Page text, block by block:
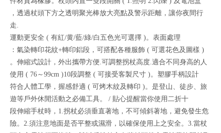
，透過杖頭下方之透明聚光棒放大亮點及警示距離，讓你夜間行
走.
運動更安全 ( 有紅/黄/藍/綠/白五色光可選擇 )。表面處理
：氣染轉印花紋+轉印鋁段，可搭配各種服飾 ( 可選花色及圖樣 )
。伸縮式設計，外出攜帶方便.可調整拐杖高度.適合不同身高的人
使用 ( 76～99cm )10段調整 ( 可接受客製尺寸 )。塑膠手柄設計
符合人體工學，握感舒適 ( 可烤木紋及轉印 )。是登山、徒步、旅
遊等戶外休閒活動之必備工具。 / 貼心提醒當你使用二折十
段伸縮手杖時，1.拐杖必須垂直著地，不可傾斜著地，避免發生危
險。2.須注意地面是否平整或濕滑，以確保使用上之安全。3.當杖